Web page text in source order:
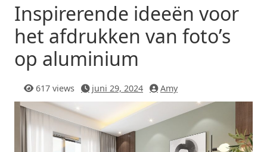
Inspirerende ideeën voor
het afdrukken van foto’s
op aluminium
617 views juni 29, 2024 Amy